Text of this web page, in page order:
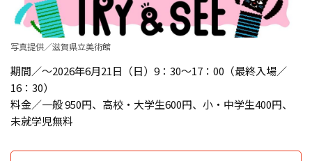
写真提供／滋賀県立美術館
期間／～2026年6月21日（日）9：30～17：00（最終入場／
16：30）
料金／一般 950円、高校・大学生600円、小・中学生400円、
未就学児無料